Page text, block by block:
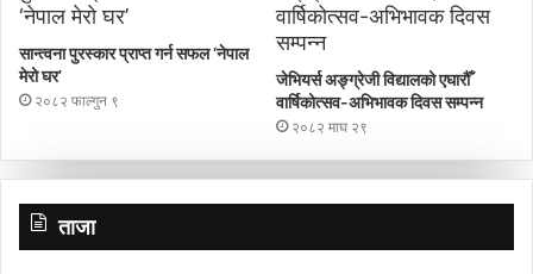
सान्त्वना पुरस्कार प्राप्त गर्न सफल ‘नेपाल
मेरो घर’
२०८२ फाल्गुन ९
जेभियर्स अङ्ग्रेजी विद्यालको एघारौँ
वार्षिकोत्सव-अभिभावक दिवस सम्पन्न
२०८२ माघ २९
ताजा